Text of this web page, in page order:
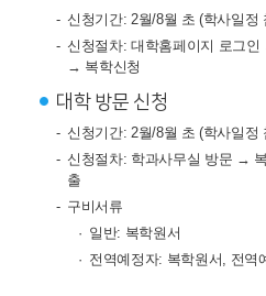
신청기간: 2월/8월 초 (학사일정
신청절차: 대학홈페이지 로그
→ 복학신청
대학 방문 신청
신청기간: 2월/8월 초 (학사일정
신청절차: 학과사무실 방문 →
출
구비서류
일반: 복학원서
전역예정자: 복학원서, 전역